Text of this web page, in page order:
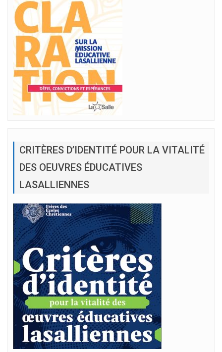
CRITÈRES D’IDENTITÉ POUR LA VITALITÉ
DES OEUVRES ÉDUCATIVES
LASALLIENNES